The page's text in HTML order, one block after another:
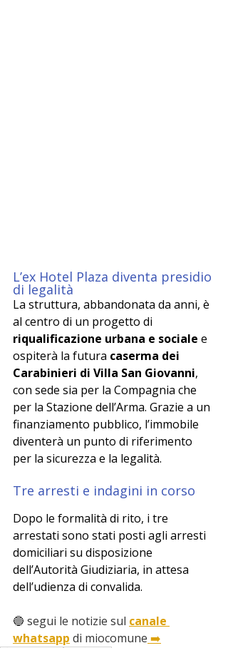
L’ex Hotel Plaza diventa presidio
di legalità
La struttura, abbandonata da anni, è
al centro di un progetto di
riqualificazione urbana e sociale e
ospiterà la futura caserma dei
Carabinieri di Villa San Giovanni,
con sede sia per la Compagnia che
per la Stazione dell’Arma. Grazie a un
finanziamento pubblico, l’immobile
diventerà un punto di riferimento
per la sicurezza e la legalità.
Tre arresti e indagini in corso
Dopo le formalità di rito, i tre
arrestati sono stati posti agli arresti
domiciliari su disposizione
dell’Autorità Giudiziaria, in attesa
dell’udienza di convalida.
🔵 segui le notizie sul canale
whatsapp di miocomune ➡️